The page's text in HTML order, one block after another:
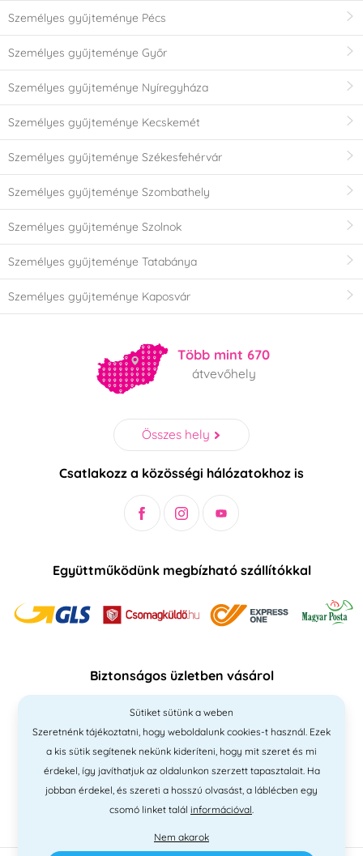
Személyes gyűjteménye Pécs
Személyes gyűjteménye Győr
Személyes gyűjteménye Nyíregyháza
Személyes gyűjteménye Kecskemét
Személyes gyűjteménye Székesfehérvár
Személyes gyűjteménye Szombathely
Személyes gyűjteménye Szolnok
Személyes gyűjteménye Tatabánya
Személyes gyűjteménye Kaposvár
Több mint 670
átvevőhely
Összes hely
Csatlakozz a közösségi hálózatokhoz is
Együttműködünk megbízható szállítókkal
Biztonságos üzletben vásárol
Sütiket sütünk a weben
Szeretnénk tájékoztatni, hogy weboldalunk cookies-t használ. Ezek
a kis sütik segítenek nekünk kideríteni, hogy mit szeret és mi
érdekel, így javíthatjuk az oldalunkon szerzett tapasztalait. Ha
jobban érdekel, és szereti a hosszú olvasást, a láblécben egy
csomó linket talál információval.
Nem akarok